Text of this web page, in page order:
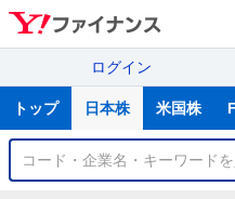
ログイン
サ
トップ 日本株 米国株
銘